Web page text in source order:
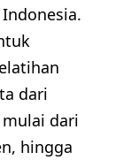
dari
dari
hingga